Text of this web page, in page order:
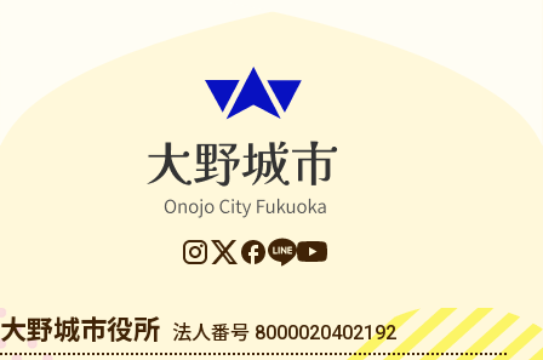
大野城市役所 法人番号 8000020402192